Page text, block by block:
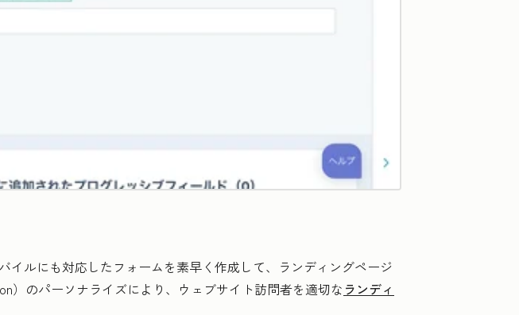
ルにも対応したフォームを素早く作成して、ランディングページ
）のパーソナライズにより、ウェブサイト訪問者を適切な ランディ